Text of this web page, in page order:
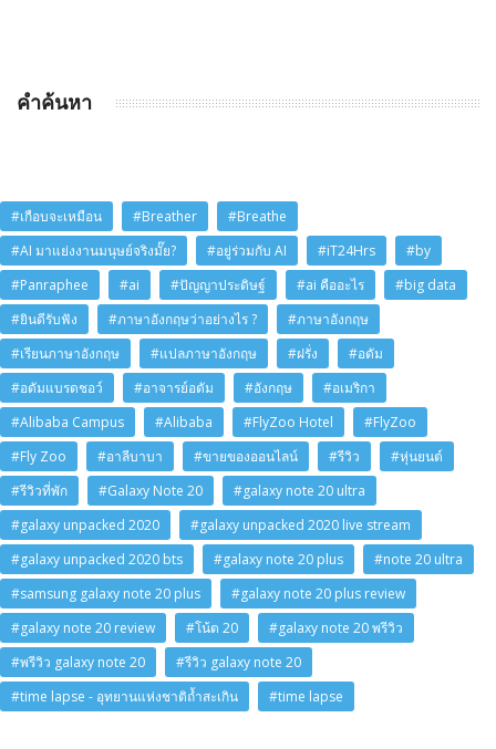
คำค้นหา
#เกือบจะเหมือน #Breather
#Breathe
#AI มาแย่งงานมนุษย์จริงมั๊ย?
#อยู่ร่วมกับ AI #iT24Hrs
#by
#Panraphee
#ai #ปัญญาประดิษฐ์ #ai คืออะไร
#big data
#ยินดีรับฟัง
#ภาษาอังกฤษว่าอย่างไร ?
#ภาษาอังกฤษ
#เรียนภาษาอังกฤษ
#แปลภาษาอังกฤษ #ฝรั่ง
#อดัม
#อดัมแบรดชอว์
#อาจารย์อดัม #อังกฤษ
#อเมริกา
#Alibaba Campus
#Alibaba #FlyZoo Hotel
#FlyZoo
#Fly Zoo
#อาลีบาบา #ขายของออนไลน์ #รีวิว
#หุ่นยนต์
#รีวิวที่พัก
#Galaxy Note 20
#galaxy note 20 ultra
#galaxy unpacked 2020
#galaxy unpacked 2020 live stream
#galaxy unpacked 2020 bts
#galaxy note 20 plus
#note 20 ultra
#samsung galaxy note 20 plus
#galaxy note 20 plus review
#galaxy note 20 review
#โน้ต 20
#galaxy note 20 พรีวิว
#พรีวิว galaxy note 20
#รีวิว galaxy note 20
#time lapse - อุทยานแห่งชาติถ้ำสะเกิน
#time lapse